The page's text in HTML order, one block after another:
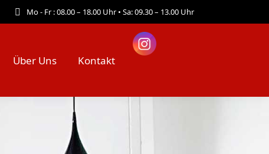
Mo - Fr : 08.00 – 18.00 Uhr • Sa: 09.30 – 13.00 Uhr
Über Uns Kontakt